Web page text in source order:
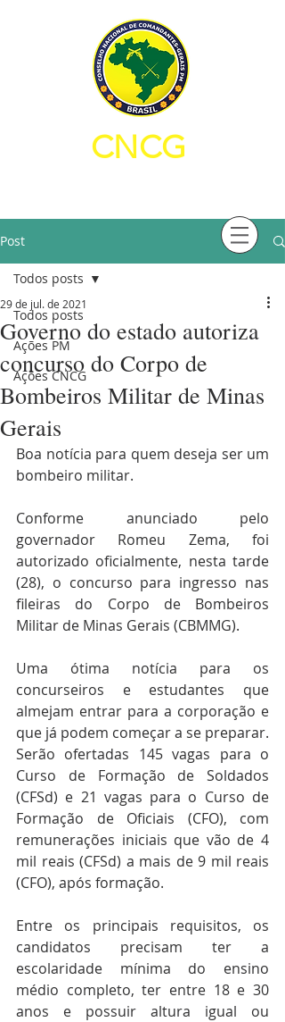
CNCG
Post
Todos posts
Ações PM
Ações CNCG
Todos posts
Governo do estado autoriza
concurso do Corpo de
Bombeiros Militar de Minas
Gerais
29 de jul. de 2021
Boa notícia para quem deseja ser um
bombeiro militar.
Conforme anunciado pelo
governador Romeu Zema, foi
autorizado oficialmente, nesta tarde
(28), o concurso para ingresso nas
fileiras do Corpo de Bombeiros
Militar de Minas Gerais (CBMMG).
Uma ótima notícia para os
concurseiros e estudantes que
almejam entrar para a corporação e
que já podem começar a se preparar.
Serão ofertadas 145 vagas para o
Curso de Formação de Soldados
(CFSd) e 21 vagas para o Curso de
Formação de Oficiais (CFO), com
remunerações iniciais que vão de 4
mil reais (CFSd) a mais de 9 mil reais
(CFO), após formação.
Entre os principais requisitos, os
candidatos precisam ter a
escolaridade mínima do ensino
médio completo, ter entre 18 e 30
anos e possuir altura igual ou